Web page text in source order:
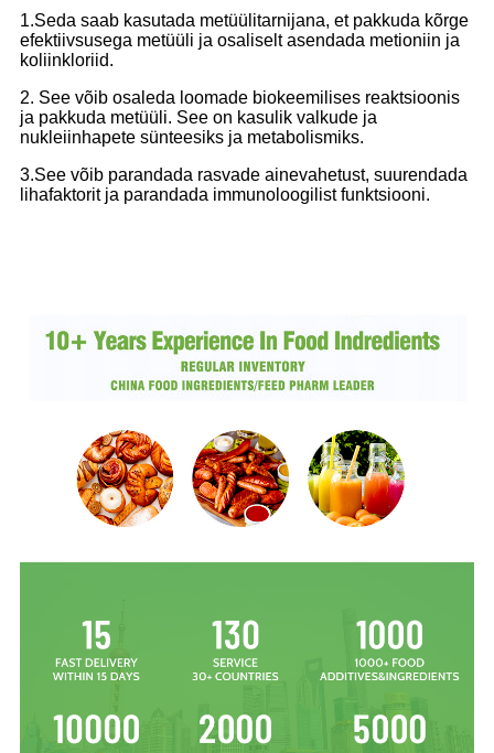
1.Seda saab kasutada metüülitarnijana, et pakkuda kõrge
efektiivsusega metüüli ja osaliselt asendada metioniin ja
koliinkloriid.
2. See võib osaleda loomade biokeemilises reaktsioonis
ja pakkuda metüüli. See on kasulik valkude ja
nukleiinhapete sünteesiks ja metabolismiks.
3.See võib parandada rasvade ainevahetust, suurendada
lihafaktorit ja parandada immunoloogilist funktsiooni.